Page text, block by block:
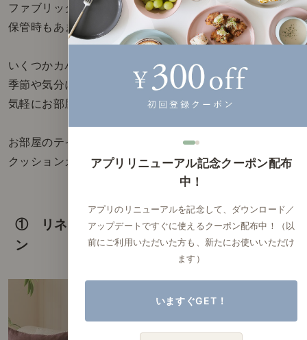
ファブリックの中でも手に入れやすく、
保管時もあまりスペースを取りません。
いくつかカバーを持っていると、
季節や気分に合わせて付け替えができ、
気軽にお部屋の雰囲気を変えられます。
お部屋のテイストやお好みに合う
クッションカバーを探してみてください。
① リネンクッションカバー ナトゥーラボンボ
ン
アプリリニューアル記念クーポン配布
中！
アプリのリニューアルを記念して、ダウンロード／
アップデートですぐに使えるクーポン配布中！（以
前にご利用いただいた方も、新たにお使いいただけ
ます）
いますぐGET！